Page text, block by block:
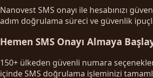
Nanovest SMS onayı ile hesabınızı
adım doğrulama süreci ve güvenlik
Hemen SMS Onayı Almaya
150+ ülkeden güvenli numara
içinde SMS doğrulama işleminizi